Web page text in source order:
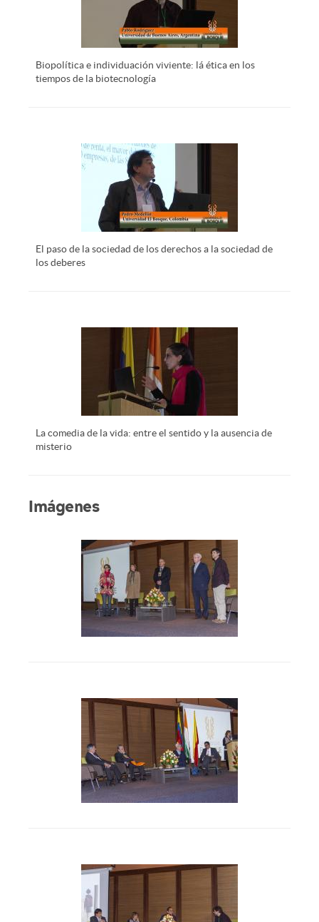
Biopolítica e individuación viviente: lá ética en los
tiempos de la biotecnología
El paso de la sociedad de los derechos a la sociedad de
los deberes
La comedia de la vida: entre el sentido y la ausencia de
misterio
Imágenes